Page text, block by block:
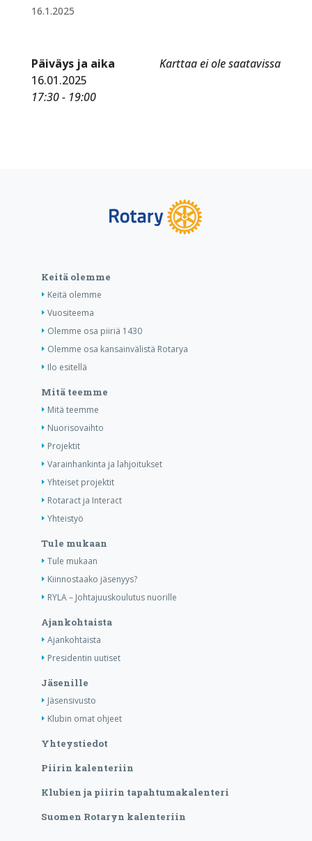
16.1.2025
Karttaa ei ole saatavissa
Päiväys ja aika
16.01.2025
17:30 - 19:00
Keitä olemme
Keitä olemme
Vuositeema
Olemme osa piiriä 1430
Olemme osa kansainvälistä Rotarya
Ilo esitellä
Mitä teemme
Mitä teemme
Nuorisovaihto
Projektit
Varainhankinta ja lahjoitukset
Yhteiset projektit
Rotaract ja Interact
Yhteistyö
Tule mukaan
Tule mukaan
Kiinnostaako jäsenyys?
RYLA – Johtajuuskoulutus nuorille
Ajankohtaista
Ajankohtaista
Presidentin uutiset
Jäsenille
Jäsensivusto
Klubin omat ohjeet
Yhteystiedot
Piirin kalenteriin
Klubien ja piirin tapahtumakalenteri
Suomen Rotaryn kalenteriin